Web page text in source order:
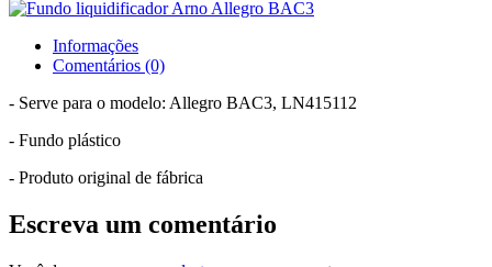
Informações
Comentários (0)
- Serve para o modelo: Allegro BAC3, LN415112
- Fundo plástico
- Produto original de fábrica
Escreva um comentário